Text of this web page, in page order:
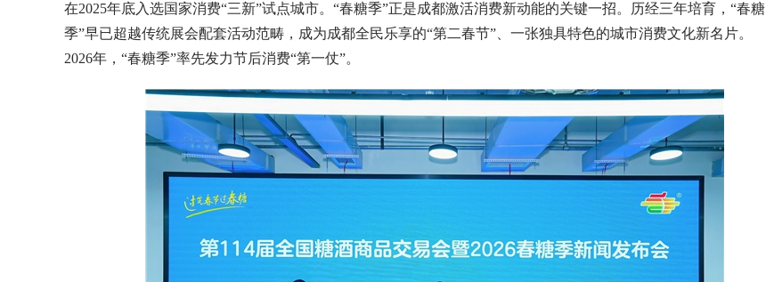
在2025年底入选国家消费“三新”试点城市。“春糖季”正是成都激活消费新动能的关键一招。历经三年培育，“春糖
季”早已超越传统展会配套活动范畴，成为成都全民乐享的“第二春节”、一张独具特色的城市消费文化新名片。
2026年，“春糖季”率先发力节后消费“第一仗”。